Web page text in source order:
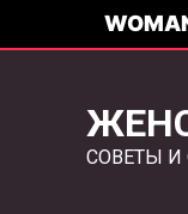
СОВЕТЫ